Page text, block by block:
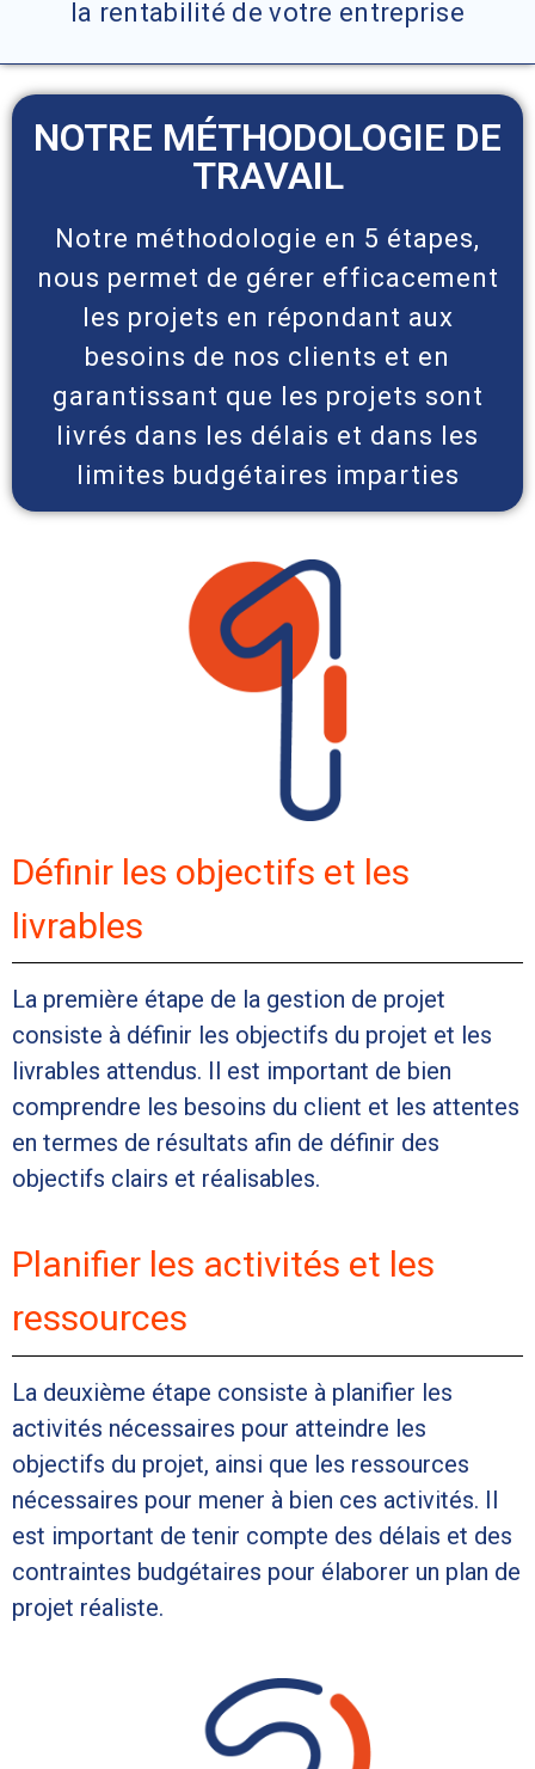
la rentabilité de votre entreprise
NOTRE MÉTHODOLOGIE DE
TRAVAIL
Notre méthodologie en 5 étapes,
nous permet de gérer efficacement
les projets en répondant aux
besoins de nos clients et en
garantissant que les projets sont
livrés dans les délais et dans les
limites budgétaires imparties
Définir les objectifs et les
livrables
La première étape de la gestion de projet
consiste à définir les objectifs du projet et les
livrables attendus. Il est important de bien
comprendre les besoins du client et les attentes
en termes de résultats afin de définir des
objectifs clairs et réalisables.
Planifier les activités et les
ressources
La deuxième étape consiste à planifier les
activités nécessaires pour atteindre les
objectifs du projet, ainsi que les ressources
nécessaires pour mener à bien ces activités. Il
est important de tenir compte des délais et des
contraintes budgétaires pour élaborer un plan de
projet réaliste.